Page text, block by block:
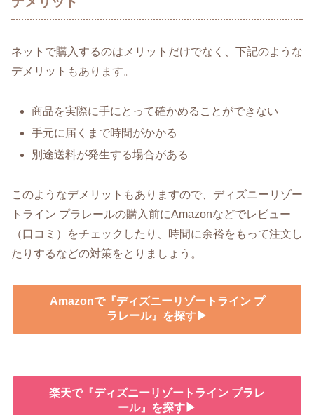
ネットで購入するのはメリットだけでなく、下記のような
デメリットもあります。
商品を実際に手にとって確かめることができない
手元に届くまで時間がかかる
別途送料が発生する場合がある
このようなデメリットもありますので、ディズニーリゾー
トライン プラレールの購入前にAmazonなどでレビュー
（口コミ）をチェックしたり、時間に余裕をもって注文し
たりするなどの対策をとりましょう。
Amazonで『ディズニーリゾートライン プ
ラレール』を探す▶
楽天で『ディズニーリゾートライン プラレ
ール』を探す▶